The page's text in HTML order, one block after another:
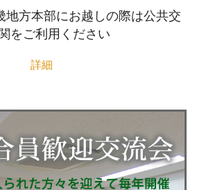
地方本部にお越しの際は公共交
をご利用ください
詳細